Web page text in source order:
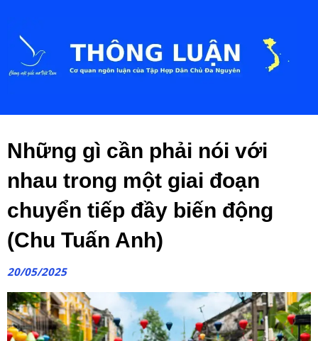
Những gì cần phải nói với
nhau trong một giai đoạn
chuyển tiếp đầy biến động
(Chu Tuấn Anh)
20/05/2025